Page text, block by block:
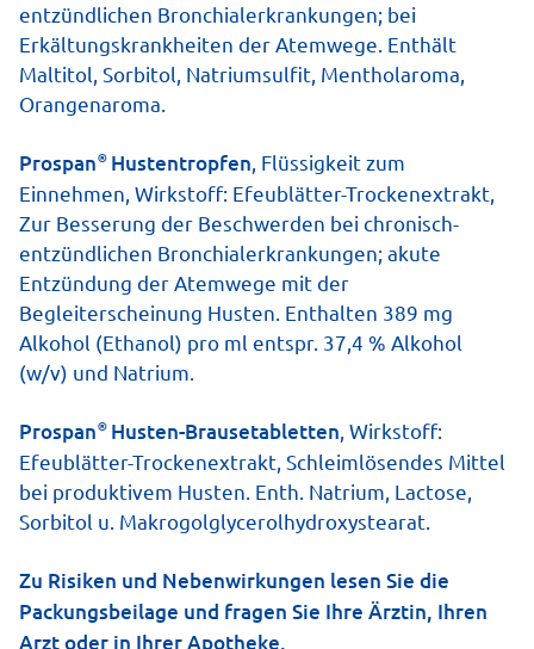
Prospan Hustenliquid
im Stickbeutel
Spürbar stark und
nachgewiesen schnell
Prospan Hustenliquid
in der Flasche
Mit erfrischendem
Mentholgeschmack
Prospan Husten
Brausetabletten
Natürlicher Hustenlöser als
Heiß- oder Kaltgetränk
Prospan Husten-
Lutschpastillen
Ideal für die Schule und
unterwegs
entzündlichen Bronchialerkrankun­gen; bei
Erkältungskrankheiten der Atemwege. Enthält
Maltitol, Sorbitol, Natriumsulfit, Mentholaroma,
Orangenaroma.
Prospan®Hustentropfen , Flüssigkeit zum
Einnehmen, Wirkstoff: Efeublätter-Trockenextrakt,
Zur Besserung der Beschwerden bei chronisch-
entzündlichen Bronchialerkrankungen; akute
Entzündung der Atemwege mit der
Begleiterscheinung Husten. Enthalten 389 mg
Alkohol (Ethanol) pro ml entspr. 37,4 % Alkohol
(w/v) und Natrium.
Prospan®Husten-Brausetabletten , Wirkstoff:
Efeublätter-Trockenextrakt, Schleimlösendes Mittel
bei produktivem Husten. Enth. Natrium, Lactose,
Sorbitol u. Makrogolglycerolhydroxystearat.
Zu Risiken und Nebenwirkungen lesen Sie die
Packungsbeilage und fragen Sie Ihre Ärztin, Ihren
Arzt oder in Ihrer Apotheke.